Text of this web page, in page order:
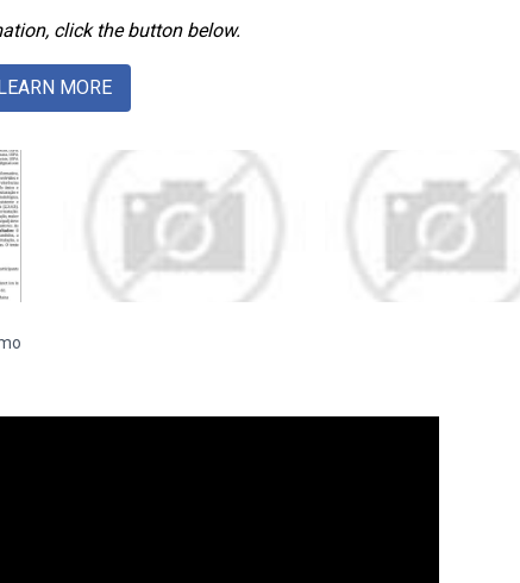
click the button below.
MORE